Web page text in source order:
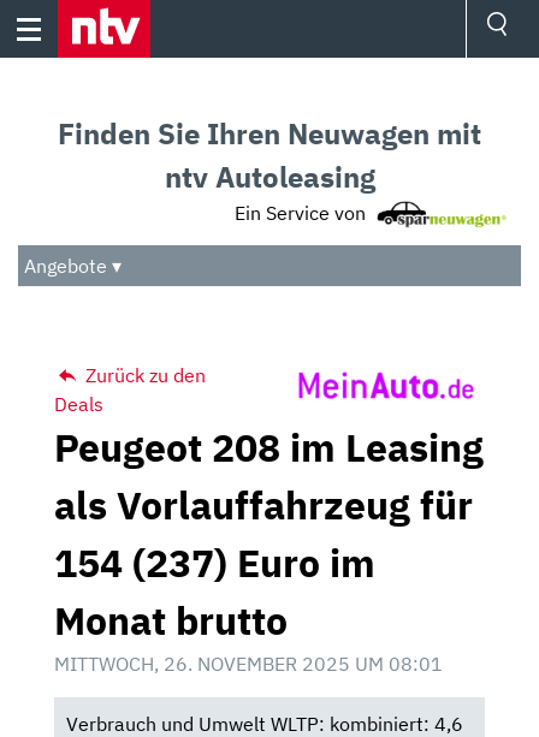
Skip
Audio
Das Beste
Finden Sie Ihren Neuwagen mit
ntv Autoleasing
Ein Service von
Angebote ▾
Zurück zu den
Deals
Peugeot 208 im Leasing
als Vorlauffahrzeug für
154 (237) Euro im
Monat brutto
MITTWOCH, 26. NOVEMBER 2025 UM 08:01
Verbrauch und Umwelt WLTP: kombiniert: 4,6